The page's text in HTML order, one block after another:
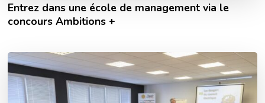
Entrez dans une école de management via le
concours Ambitions +